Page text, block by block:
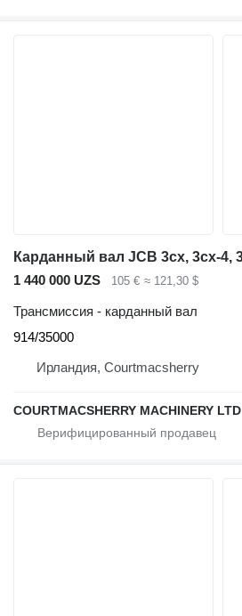
1 440 000 UZS 105 € ≈ 121,30 $
Трансмиссия - карданный вал
914/35000
Ирландия, Courtmacsherry
COURTMACSHERRY MACHINERY LTD